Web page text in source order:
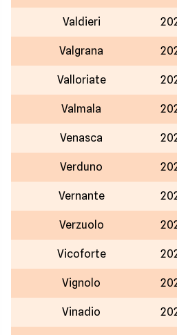
Valdieri
Valgrana
Valloriate
Valmala
Venasca
Verduno
Vernante
Verzuolo
Vicoforte
Vignolo
Vinadio